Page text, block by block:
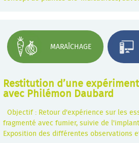
MARAÎCHAGE
Restitution d’une
avec Philémon Daubard
Objectif : Retour d'expérience sur les
fragmenté avec fumier, suivie de
Exposition des différentes observations